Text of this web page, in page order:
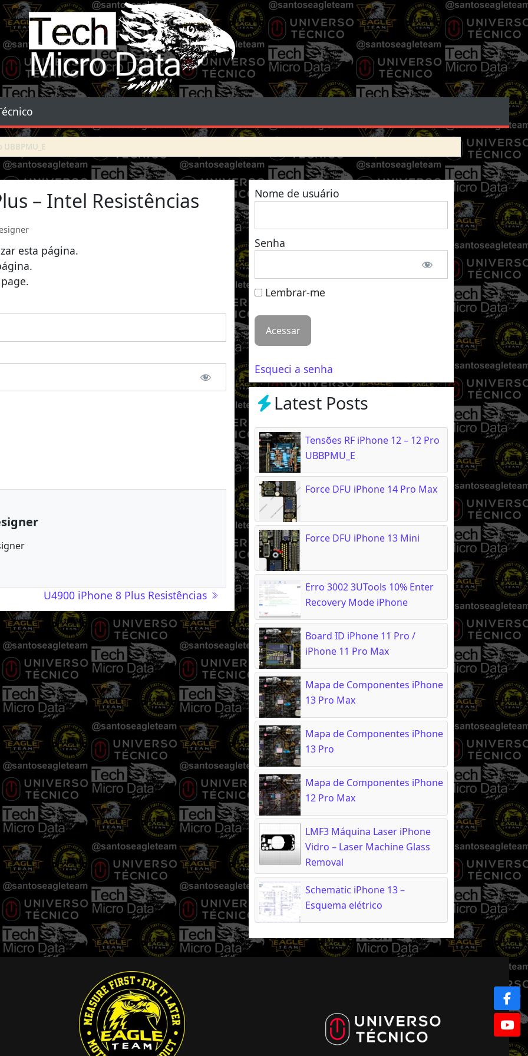
Tech Micro Data
– Intel Resistências
esta página.
U4900 iPhone 8 Plus Resistências
Nome de usuário
Senha
Lembrar-me
Esqueci a senha
Latest Posts
Tensões RF iPhone 12 – 12 Pro
UBBPMU_E
Force DFU iPhone 14 Pro Max
Force DFU iPhone 13 Mini
Erro 3002 3UTools 10% Enter
Recovery Mode iPhone
Board ID iPhone 11 Pro /
iPhone 11 Pro Max
Mapa de Componentes iPhone
13 Pro Max
Mapa de Componentes iPhone
13 Pro
Mapa de Componentes iPhone
12 Pro Max
LMF3 Máquina Laser iPhone
Vidro – Laser Machine Glass
Removal
Schematic iPhone 13 –
Esquema elétrico